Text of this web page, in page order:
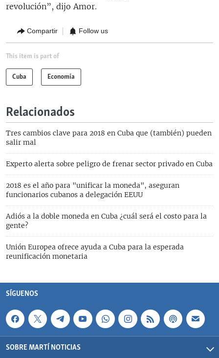
revolución”, dijo Amor.
Compartir Follow us
This item is part of
Cuba Economía
Relacionados
Tres cambios clave para 2018 en Cuba que (también) pueden
salir mal
Experto alerta sobre peligro de frenar sector privado en Cuba
2018 es el año para "unificar la moneda", aseguran
funcionarios cubanos a delegación EEUU
Adiós a la doble moneda en Cuba ¿cuál será el costo para la
gente?
Unión Europea ofrece ayuda a Cuba para la esperada
reunificación monetaria
SÍGUENOS
SOBRE MARTÍ NOTICIAS